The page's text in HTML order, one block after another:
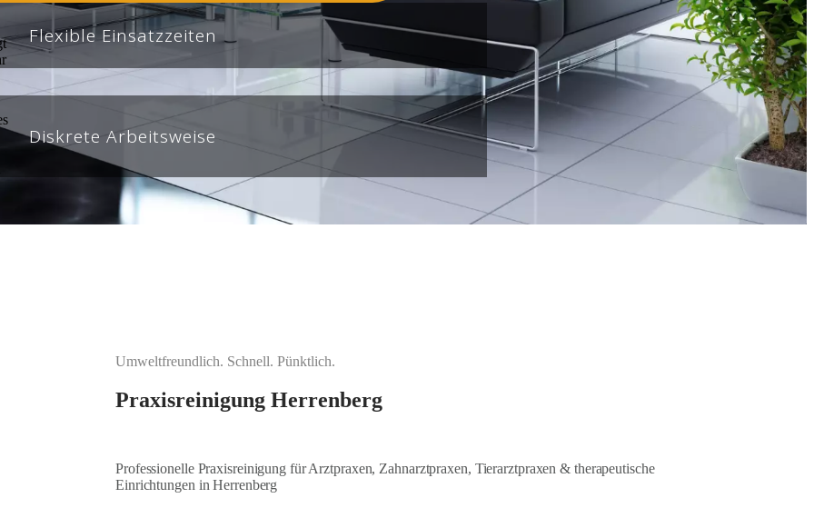
Flexible Einsatzzeiten
Diskrete Arbeitsweise
Umweltfreundlich. Schnell. Pünktlich.
Praxisreinigung Herrenberg
Professionelle Praxisreinigung für Arztpraxen, Zahnarztpraxen, Tierarztpraxen & therapeutische
Einrichtungen in Herrenberg